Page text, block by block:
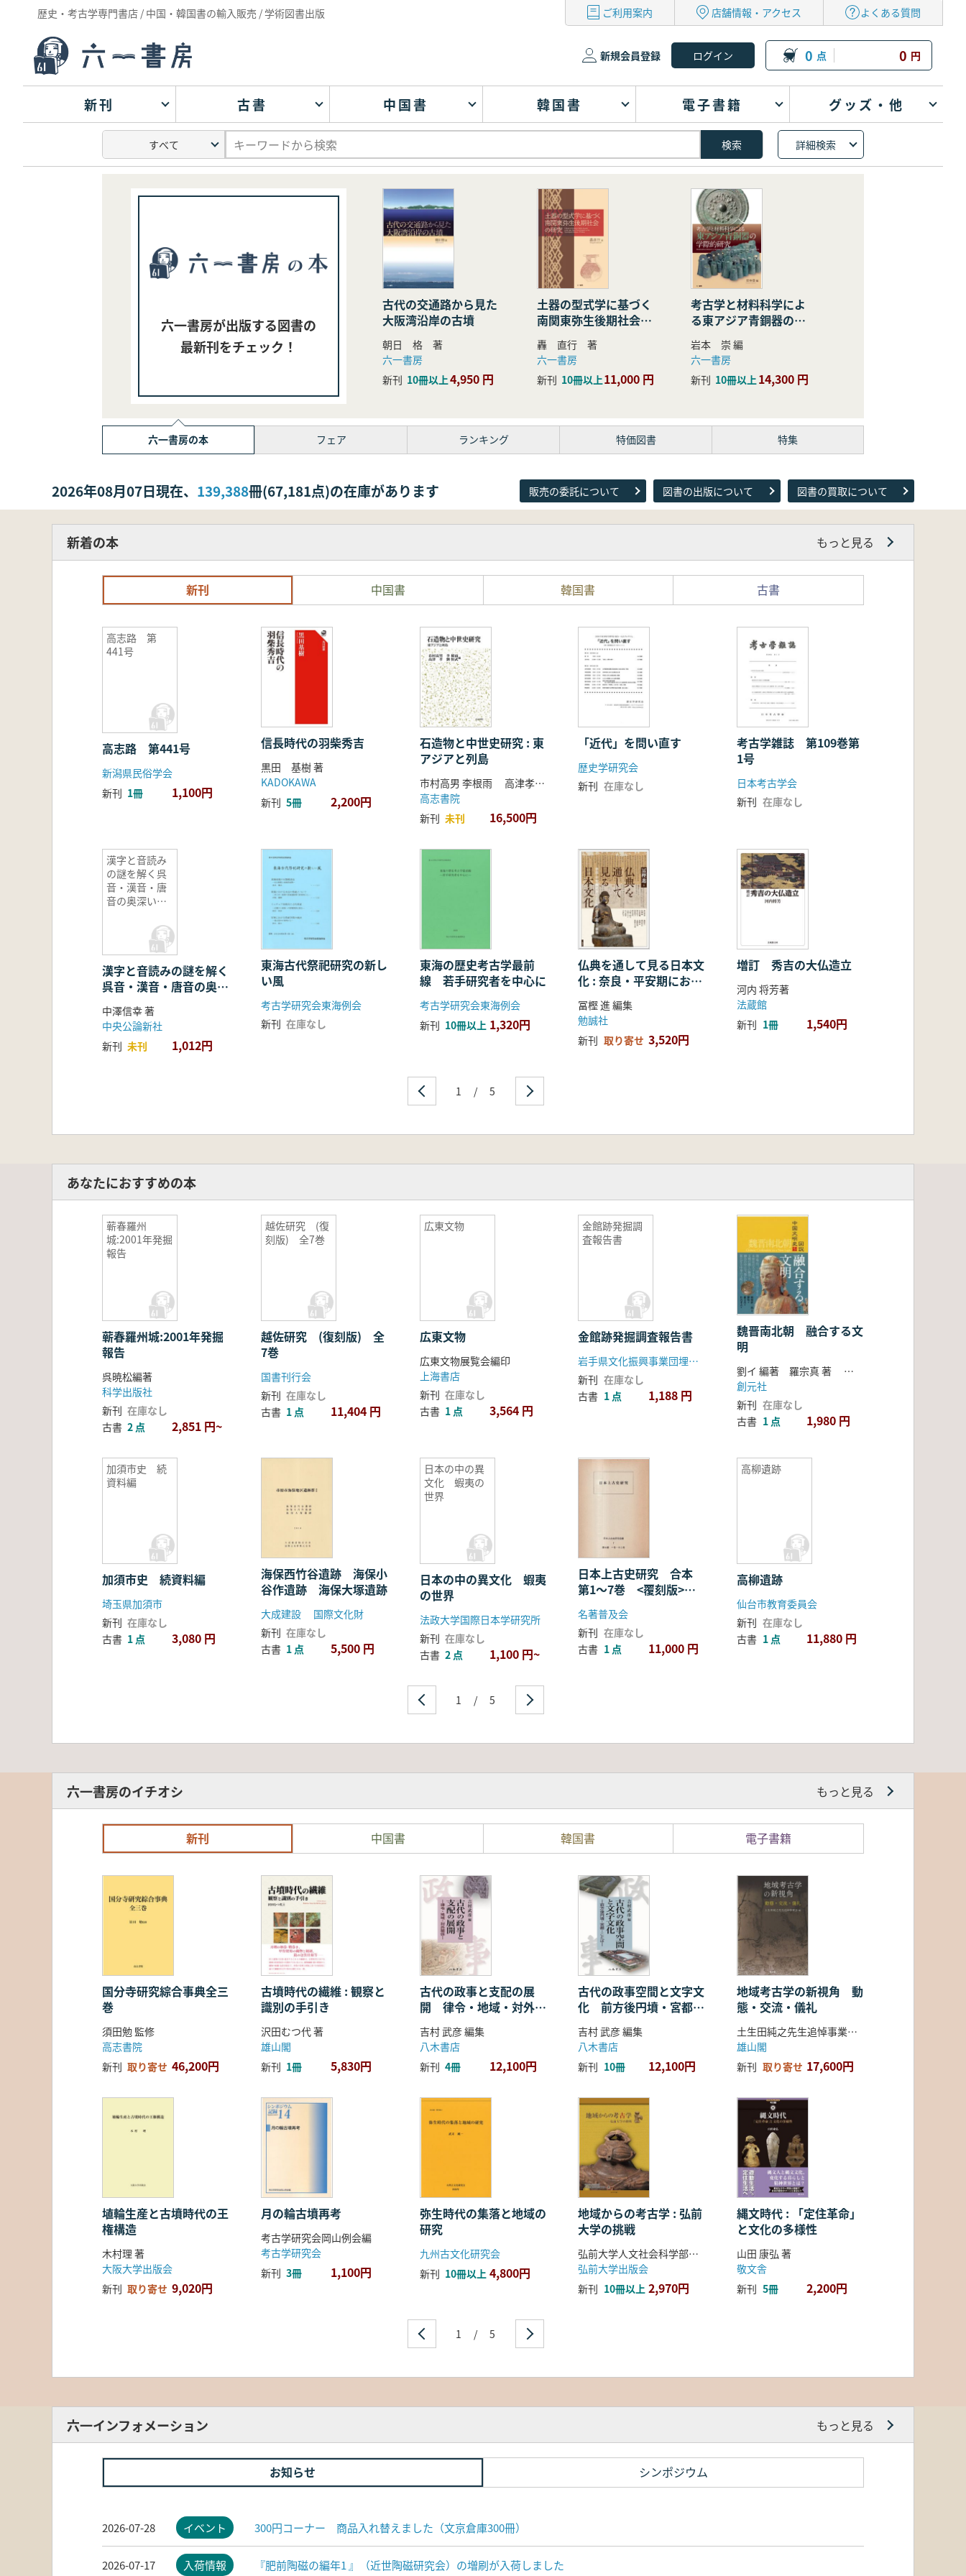
歴史・考古学専門書店 / 中国・韓国書の輸入販売 / 学術図書出版 ご利用案内 店舗情報・アクセス よくある質問
新規会員登録 0 点 0 円
新刊 古書 中国書 韓国書 電子書籍 グッズ・他
詳細検索
六一書房が出版する図書の
最新刊をチェック！
古代の交通路から見た
大阪湾沿岸の古墳
朝日 格 著
六一書房
新刊 10冊以上4,950 円
土器の型式学に基づく
南関東弥生後期社会の
研究
轟 直行 著
六一書房
新刊 10冊以上11,000 円
考古学と材料科学によ
る東アジア青銅器の学
際的研究
岩本 崇 編
六一書房
新刊 10冊以上14,300 円
六一書房の本 フェア ランキング 特価図書 特集
2026年08月07日現在、 139,388冊(67,181点)の在庫があります 販売の委託について 図書の出版について 図書の買取について
新着の本 もっと見る
新刊 中国書 韓国書 古書
高志路 第
441号
高志路 第441号
新潟県民俗学会
新刊 1冊 1,100円
信長時代の羽柴秀吉
黒田 基樹 著
KADOKAWA
新刊 5冊 2,200円
石造物と中世史研究 : 東
アジアと列島
市村高男 李根雨 高津孝 劉恒武 編
高志書院
新刊 未刊 16,500円
「近代」を問い直す
歴史学研究会
新刊 在庫なし
考古学雑誌 第109巻第
1号
日本考古学会
新刊 在庫なし
漢字と音読み
の謎を解く呉
音・漢音・唐
音の奥深い世
漢字と音読みの謎を解く
呉音・漢音・唐音の奥深
い世界
中澤信幸 著
中央公論新社
新刊 未刊 1,012円
東海古代祭祀研究の新し
い風
考古学研究会東海例会
新刊 在庫なし
東海の歴史考古学最前
線 若手研究者を中心に
考古学研究会東海例会
新刊 10冊以上 1,320円
仏典を通して見る日本文
化 : 奈良・平安期におけ
る仏教の受容・融合・展
開
冨樫 進 編集
勉誠社
新刊 取り寄せ 3,520円
増訂 秀吉の大仏造立
河内 将芳著
法蔵館
新刊 1冊 1,540円
1 / 5
あなたにおすすめの本
蕲春羅州
城:2001年発掘
報告
蕲春羅州城:2001年発掘
報告
呉暁松編著
科学出版社
新刊 在庫なし
古書 2 点 2,851 円~
越佐研究 (復
刻版) 全7巻
越佐研究 (復刻版) 全
7巻
国書刊行会
新刊 在庫なし
古書 1 点 11,404 円
広東文物
広東文物
広東文物展覧会編印
上海書店
新刊 在庫なし
古書 1 点 3,564 円
金館跡発掘調
査報告書
金館跡発掘調査報告書
岩手県文化振興事業団埋蔵文化財センター
新刊 在庫なし
古書 1 点 1,188 円
魏晋南北朝 融合する文
明
劉イ 編著 羅宗真 著 住谷孝之 訳
創元社
新刊 在庫なし
古書 1 点 1,980 円
加須市史 続
資料編
加須市史 続資料編
埼玉県加須市
新刊 在庫なし
古書 1 点 3,080 円
海保西竹谷遺跡 海保小
谷作遺跡 海保大塚遺跡
大成建設 国際文化財
新刊 在庫なし
古書 1 点 5,500 円
日本の中の異
文化 蝦夷の
世界
日本の中の異文化 蝦夷
の世界
法政大学国際日本学研究所
新刊 在庫なし
古書 2 点 1,100 円~
日本上古史研究 合本
第1〜7巻 <覆刻版> 7
冊揃
名著普及会
新刊 在庫なし
古書 1 点 11,000 円
高柳遺跡
高柳遺跡
仙台市教育委員会
新刊 在庫なし
古書 1 点 11,880 円
1 / 5
六一書房のイチオシ もっと見る
新刊 中国書 韓国書 電子書籍
国分寺研究綜合事典全三
巻
須田勉 監修
高志書院
新刊 取り寄せ 46,200円
古墳時代の繊維 : 観察と
識別の手引き
沢田むつ代 著
雄山閣
新刊 1冊 5,830円
古代の政事と支配の展
開 律令・地域・対外関
係
吉村 武彦 編集
八木書店
新刊 4冊 12,100円
古代の政事空間と文字文
化 前方後円墳・宮都・
ことば
吉村 武彦 編集
八木書店
新刊 10冊 12,100円
地域考古学の新視角 動
態・交流・儀礼
土生田純之先生追悼事業会 編
雄山閣
新刊 取り寄せ 17,600円
埴輪生産と古墳時代の王
権構造
木村理 著
大阪大学出版会
新刊 取り寄せ 9,020円
月の輪古墳再考
考古学研究会岡山例会編
考古学研究会
新刊 3冊 1,100円
弥生時代の集落と地域の
研究
九州古文化研究会
新刊 10冊以上 4,800円
地域からの考古学 : 弘前
大学の挑戦
弘前大学人文社会科学部北日本考古学研究センター 編
弘前大学出版会
新刊 10冊以上 2,970円
縄文時代 : 「定住革命」
と文化の多様性
山田 康弘 著
敬文舎
新刊 5冊 2,200円
1 / 5
六一インフォメーション もっと見る
お知らせ シンポジウム
2026-07-28 イベント 300円コーナー 商品入れ替えました（文京倉庫300冊）
2026-07-17 入荷情報 『肥前陶磁の編年1 』（近世陶磁研究会）の増刷が入荷しました